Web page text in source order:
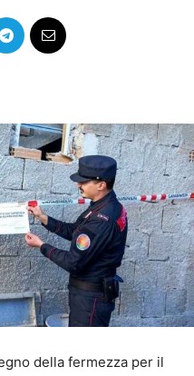
della fermezza per il